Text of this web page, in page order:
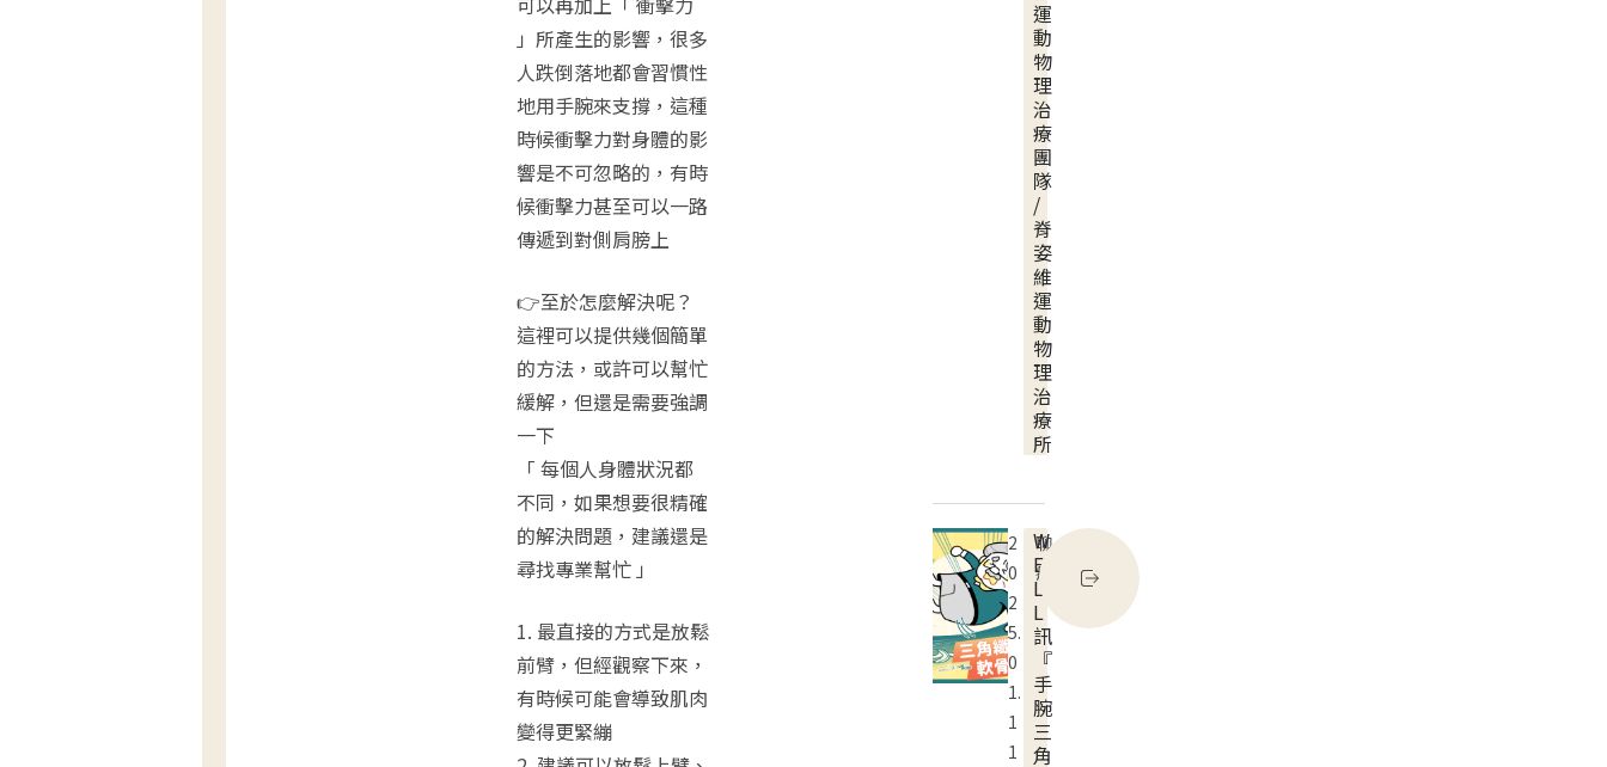
」所產生的影響，很多
人跌倒落地都會習慣性
地用手腕來支撐，這種
時候衝擊力對身體的影
響是不可忽略的，有時
候衝擊力甚至可以一路
傳遞到對側肩膀上
👉至於怎麼解決呢？
這裡可以提供幾個簡單
的方法，或許可以幫忙
緩解，但還是需要強調
一下
「 每個人身體狀況都
不同，如果想要很精確
的解決問題，建議還是
尋找專業幫忙 」
1. 最直接的方式是放鬆
前臂，但經觀察下來，
有時候可能會導致肌肉
變得更緊繃
運
動
物
理
治
療
團
隊
/
脊
姿
維
運
動
物
理
治
療
所
2
0
2
5.
0
1.
1
1
聊
療
W
E
L
L
訊
『
手
腕
三
角